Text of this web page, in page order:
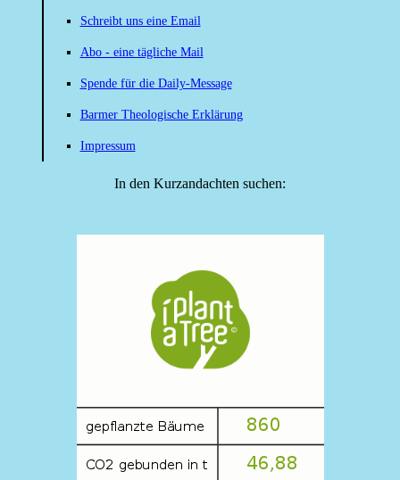
Schreibt uns eine Email
Abo - eine tägliche Mail
Spende für die Daily-Message
Barmer Theologische Erklärung
Impressum
In den Kurzandachten suchen: